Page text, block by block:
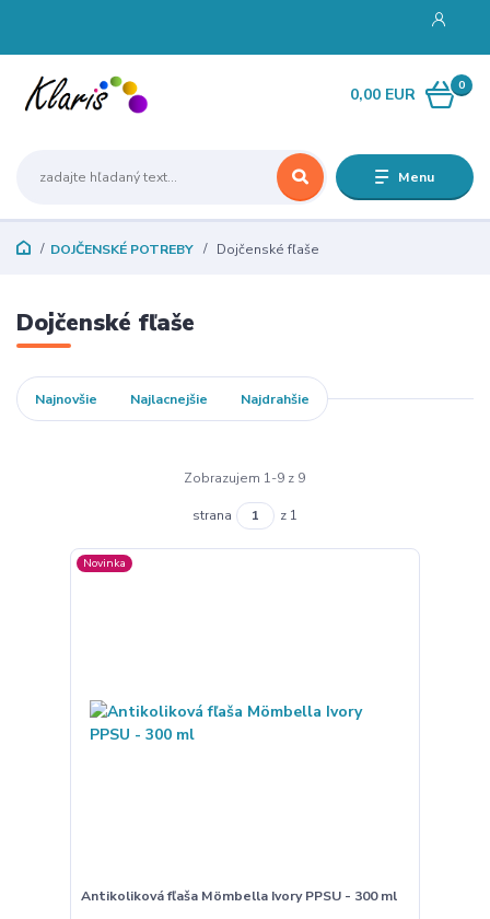
Menu
0
0,00 EUR
DOJČENSKÉ POTREBY Dojčenské fľaše
Dojčenské fľaše
Najnovšie Najlacnejšie Najdrahšie
Zobrazujem 1-9 z 9
strana z 1
Novinka
Antikoliková fľaša Mömbella Ivory PPSU - 300 ml